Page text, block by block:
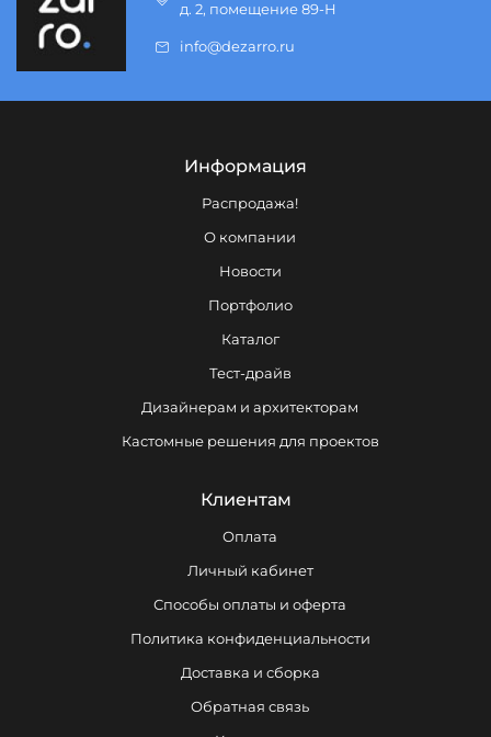
Информация
Распродажа!
О компании
Новости
Портфолио
Каталог
Тест-драйв
Дизайнерам и архитекторам
Кастомные решения для проектов
Клиентам
Оплата
Личный кабинет
Способы оплаты и оферта
Политика конфиденциальности
Доставка и сборка
Обратная связь
д. 2, помещение 89-Н
info@dezarro.ru